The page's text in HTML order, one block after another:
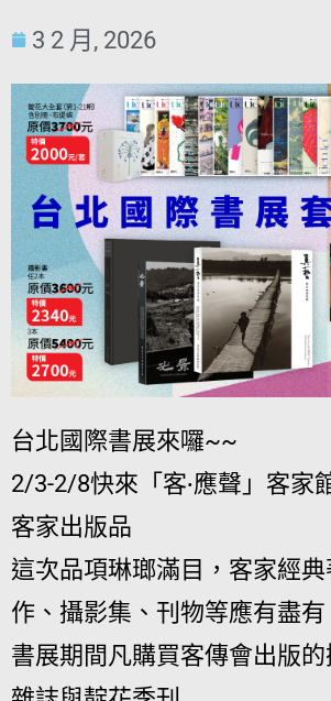
3 2 月, 2026
台北國際書展來囉~~
2/3-2/8快來「客‧應聲」客家
客家出版品
這次品項琳瑯滿目，客家經典
作、攝影集、刊物等應有盡有
書展期間凡購買客傳會出版